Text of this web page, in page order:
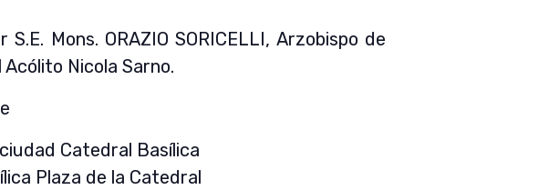
Mons. ORAZIO SORICELLI, Arzobispo de
Nicola Sarno.
Catedral Basílica
Plaza de la Catedral